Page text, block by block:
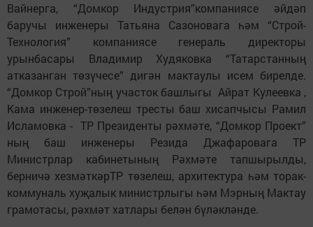
Вайнерга, “Домкор Индустрия”компаниясе әйдәп
баручы инженеры Татьяна Сазоновага һәм “Строй-
Технология” компаниясе генераль директоры
урынбасары Владимир Худяковка “Татарстанның
атказанган төзүчесе” дигән мактаулы исем бирелде.
“Домкор Строй”ның участок башлыгы Айрат Кулеевка ,
Кама инженер-төзелеш тресты баш хисапчысы Рамил
Исламовка - ТР Президенты рәхмәте, “Домкор Проект”
ның баш инженеры Резида Джафаровага ТР
Министрлар кабинетының Рәхмәте тапшырылды,
берничә хезмәткәрТР төзелеш, архитектура һәм торак-
коммуналь хуҗалык министрлыгы һәм Мэрның Мактау
грамотасы, рәхмәт хатлары белән бүләкләнде.